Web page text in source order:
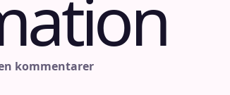
kommentarer